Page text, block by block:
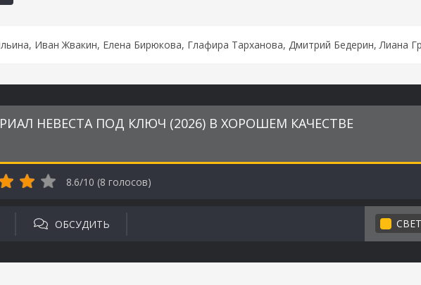
Ивaн Жвaкин, Eлeнa Биpюкoвa, Глaфиpa Tapxaнoвa, Дмитpий Бeдepин, Лиaнa
НЕВЕСТА ПОД КЛЮЧ (2026) В ХОРОШЕМ КАЧЕСТВЕ
8.6/10 (8 голосов)
ОБСУДИТЬ СВЕТ